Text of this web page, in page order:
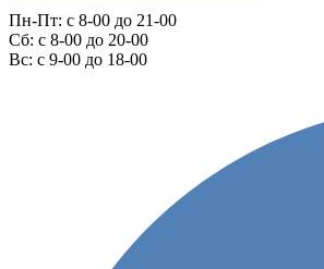
Пн-Пт: с 8-00 до 21-00
Cб: с 8-00 до 20-00
Вс: с 9-00 до 18-00